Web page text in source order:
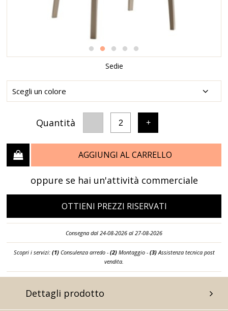
Sedie
Quantità 2 +
AGGIUNGI AL CARRELLO
oppure se hai un'attività commerciale
OTTIENI PREZZI RISERVATI
Consegna dal 24-08-2026 al 27-08-2026
Scopri i servizi: (1)Consulenza arredo - (2)Montaggio - (3)Assistenza tecnica post
vendita.
Dettagli prodotto